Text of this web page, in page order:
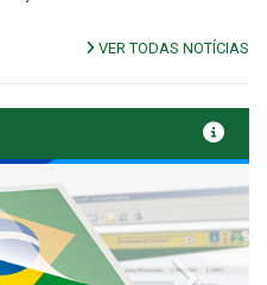
VER TODAS NOTÍCIAS
Next